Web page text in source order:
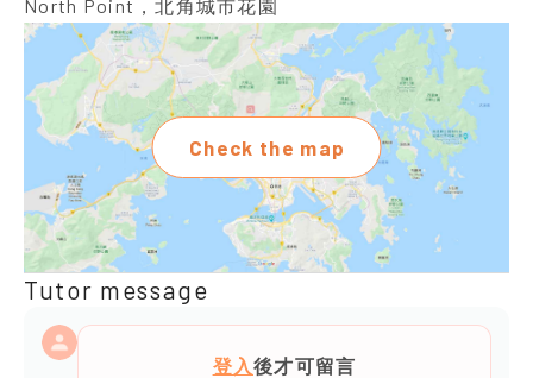
North Point，北角城市花園
Check the map
Tutor message
登入後才可留言